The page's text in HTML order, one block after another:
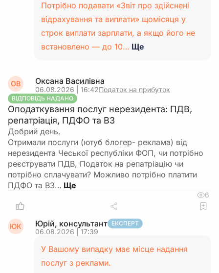
Потрібно подавати «Звіт про здійснені
відрахування та виплати» щомісяця у
строк виплати зарплати, а якщо його не
встановлено — до 10… Ще
ОВ Оксана Василівна
06.08.2026 | 16:42Податок на прибуток
ВІДПОВІДЬ НАДАНО
Оподаткування послуг нерезидента: ПДВ,
репатріація, ПДФО та ВЗ
Добрий день.
Отримали послуги (ютуб блогер- реклама) від
нерезидента Чеської республіки ФОП, чи потрібно
реєструвати ПДВ, Податок на репатріацію чи
потрібно сплачувати? Можливо потрібно платити
ПДФО та ВЗ…
6
ЮК Юрій, консультант ЕКСПЕРТ
06.08.2026 | 17:39
У Вашому випадку має місце надання
послуг з реклами.